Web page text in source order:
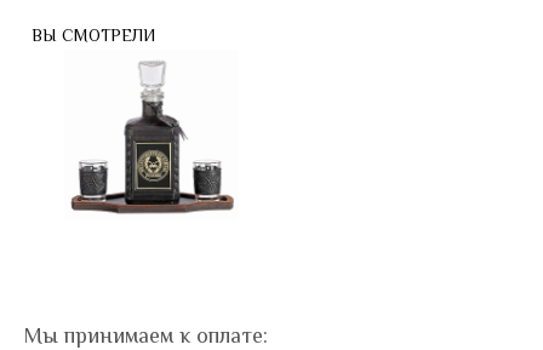
ВЫ СМОТРЕЛИ
Мы принимаем к оплате: